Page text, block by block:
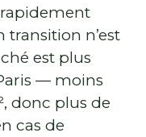
n’est
est plus
— moins
donc plus de
cas de